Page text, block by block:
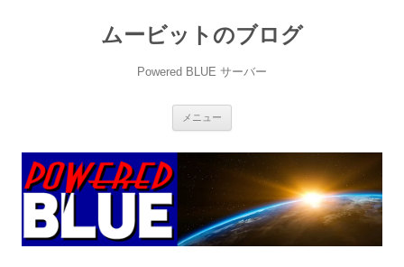
ムービットのブログ
Powered BLUE サーバー
メニュー
ツ
ッ
プ